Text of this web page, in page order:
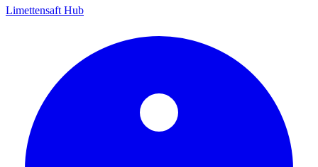
Limettensaft Hub